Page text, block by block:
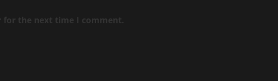
for the next time I comment.